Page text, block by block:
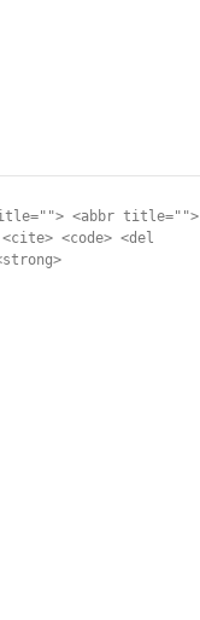
<abbr title="">
<code> <del